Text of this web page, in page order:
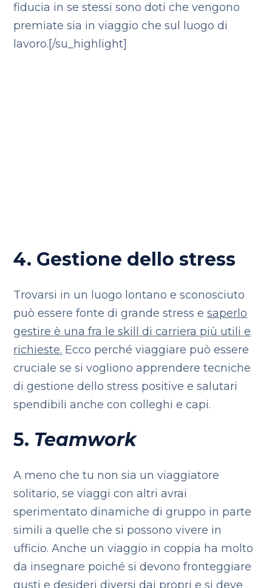
fiducia in se stessi sono doti che vengono
premiate sia in viaggio che sul luogo di
lavoro.[/su_highlight]
4. Gestione dello stress
Trovarsi in un luogo lontano e sconosciuto
può essere fonte di grande stress esaperlo
gestire è una fra le skill di carriera più utili e
richieste. Ecco perché viaggiare può essere
cruciale se si vogliono apprendere tecniche
di gestione dello stress positive e salutari
spendibili anche con colleghi e capi.
5. Teamwork
A meno che tu non sia un viaggiatore
solitario, se viaggi con altri avrai
sperimentato dinamiche di gruppo in parte
simili a quelle che si possono vivere in
ufficio. Anche un viaggio in coppia ha molto
da insegnare poiché si devono fronteggiare
gusti e desideri diversi dai propri e si deve